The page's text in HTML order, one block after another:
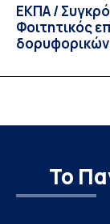
ΕΚΠΑ /
Φοιτητικός
δορυφορικών
Το